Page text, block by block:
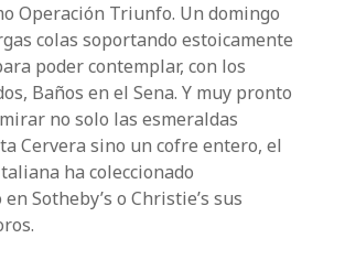
Operación Triunfo. Un domingo
colas soportando estoicamente
poder contemplar, con los
Baños en el Sena. Y muy pronto
no solo las esmeraldas
Cervera sino un cofre entero, el
ha coleccionado
Sotheby’s o Christie’s sus